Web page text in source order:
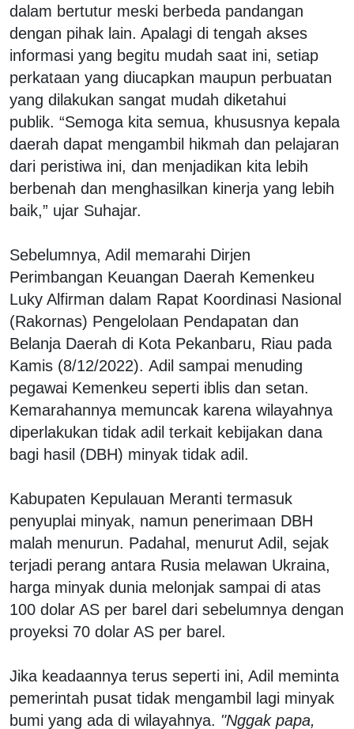
dalam bertutur meski berbeda pandangan
dengan pihak lain. Apalagi di tengah akses
informasi yang begitu mudah saat ini, setiap
perkataan yang diucapkan maupun perbuatan
yang dilakukan sangat mudah diketahui
publik. “Semoga kita semua, khususnya kepala
daerah dapat mengambil hikmah dan pelajaran
dari peristiwa ini, dan menjadikan kita lebih
berbenah dan menghasilkan kinerja yang lebih
baik,” ujar Suhajar.
Sebelumnya, Adil memarahi Dirjen
Perimbangan Keuangan Daerah Kemenkeu
Luky Alfirman dalam Rapat Koordinasi Nasional
(Rakornas) Pengelolaan Pendapatan dan
Belanja Daerah di Kota Pekanbaru, Riau pada
Kamis (8/12/2022). Adil sampai menuding
pegawai Kemenkeu seperti iblis dan setan.
Kemarahannya memuncak karena wilayahnya
diperlakukan tidak adil terkait kebijakan dana
bagi hasil (DBH) minyak tidak adil.
Kabupaten Kepulauan Meranti termasuk
penyuplai minyak, namun penerimaan DBH
malah menurun. Padahal, menurut Adil, sejak
terjadi perang antara Rusia melawan Ukraina,
harga minyak dunia melonjak sampai di atas
100 dolar AS per barel dari sebelumnya dengan
proyeksi 70 dolar AS per barel.
Jika keadaannya terus seperti ini, Adil meminta
pemerintah pusat tidak mengambil lagi minyak
bumi yang ada di wilayahnya. "Nggak papa,